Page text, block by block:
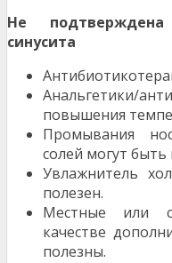
Не подтверждена
синусита
Анальгетики/
повышения
Промывания
солей могут быть
Увлажнитель
полезен.
Местные или
качестве
полезны.